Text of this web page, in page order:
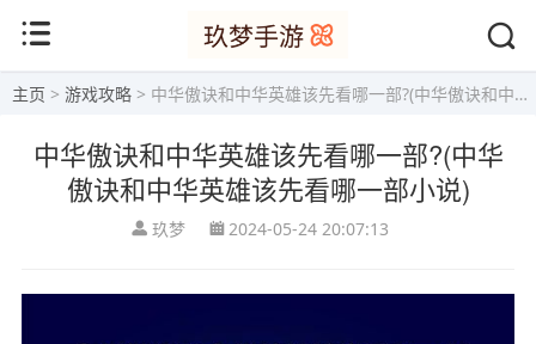
主页 > 游戏攻略 > 中华傲诀和中华英雄该先看哪一部?(中华傲诀和中华英雄该先看哪一部小说)
中华傲诀和中华英雄该先看哪一部?(中华
傲诀和中华英雄该先看哪一部小说)
玖梦 2024-05-24 20:07:13